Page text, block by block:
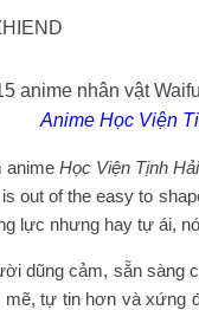
Anime Học Viện
anime Học Viện Tịnh Hải
out of the easy to
lực nhưng hay tự ái,
dũng cảm, sẵn
mẽ, tự tin hơn và